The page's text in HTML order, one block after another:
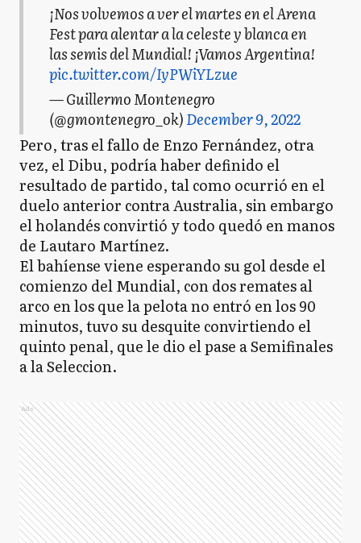
¡Nos volvemos a ver el martes en el Arena
Fest para alentar a la celeste y blanca en
las semis del Mundial! ¡Vamos Argentina!
pic.twitter.com/IyPWiYLzue
— Guillermo Montenegro
(@gmontenegro_ok)December 9, 2022
Pero, tras el fallo de Enzo Fernández, otra
vez, el Dibu, podría haber definido el
resultado de partido, tal como ocurrió en el
duelo anterior contra Australia, sin embargo
el holandés convirtió y todo quedó en manos
de Lautaro Martínez.
El bahíense viene esperando su gol desde el
comienzo del Mundial, con dos remates al
arco en los que la pelota no entró en los 90
minutos, tuvo su desquite convirtiendo el
quinto penal, que le dio el pase a Semifinales
a la Seleccion.
Ads